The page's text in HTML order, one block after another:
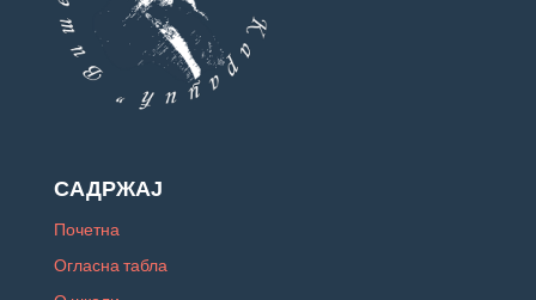
САДРЖАЈ
Почетна
Огласна табла